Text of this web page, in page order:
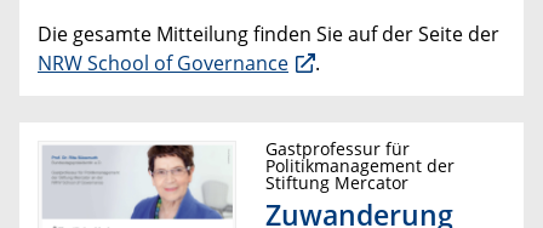
Die gesamte Mitteilung finden Sie auf der Seite der
NRW School of Governance
.
Gastprofessur für
Politikmanagement der
Stiftung Mercator
Zuwanderung